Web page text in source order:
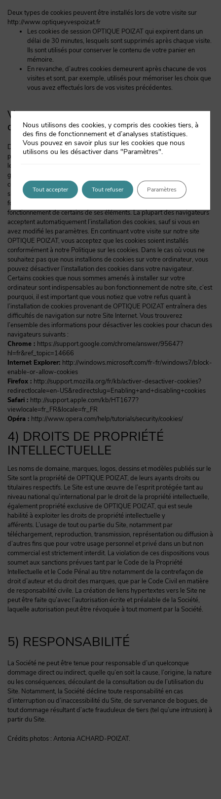
Deux types de cookies peuvent être installés lors de votre visite sur
http://www.optiqueyvespoizat.fr
Les cookies de session OPTIQUE POIZAT qui expirent dans un
délai de 30 minutes, lesquels sont supprimés après chaque visite.
Ils sont utilisés pour conserver le contenu de votre panier en
mémoire.
En revanche, d’autres cookies demeurent après chacune de vos
visites et sont, par exemple, utilisés pour mémoriser les choix que
vous avez effectués lors de vos visites précédentes.
Votre consentement et comment
désactiver les cookies ?
De nombreux navigateurs web vous permettent de gérer vos
préférences. Vous pouvez configurer votre navigateur pour qu’il refuse
les cookies ou en supprime certains. Vous pouvez être en mesure de
gérer les autres technologies de la même manière que vous gérez les
cookies à l’aide des préférences de votre navigateur. Veuillez noter que
si vous choisissez de bloquer les cookies, cela peut gêner le
fonctionnement du site de OPTIQUE POIZAT ou empêcher le
fonctionnement de certains de ses éléments. La plupart des navigateurs
acceptent automatiquement l’installation des cookies, sauf si vous en
avez modifié les paramètres. En continuant votre visite sur notre site
OPTIQUE POIZAT, vous acceptez que les cookies soient installés
conformément à notre Politique sur les cookies. Dans le cas où vous ne
souhaitez pas que nous installions de cookies sur votre ordinateur, vous
pouvez désactiver l’installation des cookies dans votre navigateur.
Certains cookies que nous sommes amenés à installer sur votre
ordinateur sont indispensables au bon fonctionnement de notre site, c’est
pourquoi, il est important que vous notiez que votre refus quant à
l’installation de cookies provenant de OPTIQUE POIZAT entraînera des
difficultés de navigation sur notre Site Internet. Vous trouverez
l’ensemble des informations pour désactiver les cookies pour chacun des
navigateurs suivants :
Chrome : https://support.google.com/chrome/answer/95647?
hl=fr&ref_topic=14666
Internet Explorer: http://windows.microsoft.com/fr-fr/windows7/block-
enable-or-allow-cookies
Firefox : http://support.mozilla.org/fr/kb/activer-desactiver-cookies?
redirectlocale=en-US&redirectslug=Enabling+and+disabling+cookies
Safari : http://support.apple.com/kb/HT1677?
viewlocale=fr_FR&locale=fr_FR
Opéra : http://www.opera.com/help/tutorials/security/cookies/
4) DROITS DE PROPRIÉTÉ
INTELLECTUELLE
Les noms de domaine, marques, logos, dessins et modèles publiés sur le
Site sont la propriété de OPTIQUE POIZAT, de leurs ayants droits ou
titulaires respectifs. Le Site est une œuvre de l’esprit protégée tant au
niveau national qu’international par le droit de la propriété intellectuelle,
également propriété exclusive de OPTIQUE POIZAT, qui est seule
habilité à exploiter les droits de propriété intellectuelle y
afférents. L’usage de tout ou partie du Site, notamment par
téléchargement, reproduction, transmission, représentation ou diffusion à
d’autres fins que pour votre usage personnel et privé dans un but non
commercial est strictement interdit. La violation de ces dispositions vous
soumet aux sanctions prévues tant par le Code de la Propriété
Intellectuelle et le Code Pénal au titre notamment de la contrefaçon de
droit d’auteur et du droit des marques, que par le Code Civil en matière
de responsabilité civile. La création de liens hypertextes vers le Site ne
peut être faite qu’avec l’autorisation écrite et préalable de la Société,
laquelle autorisation peut être révoquée à tout moment par la Société.
5) RESPONSABILITÉ
La Société ne peut être tenue pour responsable d’un quelconque
dommage direct ou indirect, quelle qu’en soit la cause, l’origine, la nature
ou les conséquences, découlant de la consultation ou de l’utilisation du
Site. Notamment, la Société décline toute responsabilité en cas
d’interruption ou d’inaccessibilité du Site, de survenance de bogues, de
tout dommage résultant d’acte frauduleux de tiers (tel qu’une intrusion) à
partir du Site.
Crédits photos : Antonia ACHARD-POIZAT.
Nous utilisons des cookies, y compris des cookies tiers, à
des fins de fonctionnement et d’analyses statistiques.
Vous pouvez en savoir plus sur les cookies que nous
utilisons ou les désactiver dans "Paramètres".
Tout accepter Tout refuser Paramètres